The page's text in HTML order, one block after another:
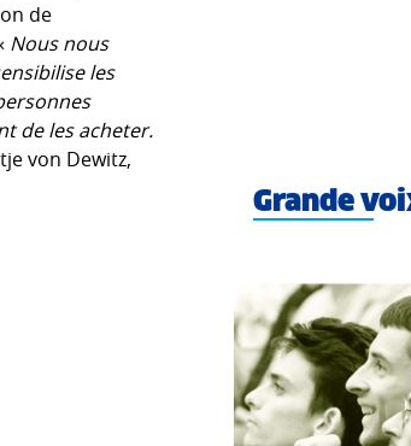
de
Nous nous
les
de les acheter.
von Dewitz,
Grande